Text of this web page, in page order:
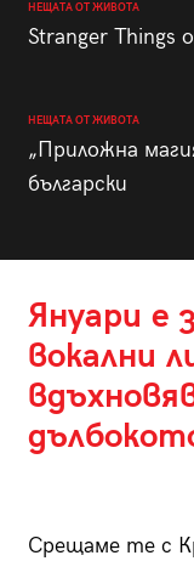
НЕЩАТА ОТ ЖИВОТА
Stranger Things
НЕЩАТА ОТ ЖИВОТА
„Приложна
български
Януари е
вокални
Срещаме те с